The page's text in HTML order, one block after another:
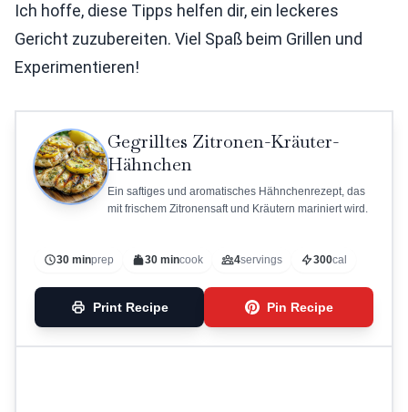
Ich hoffe, diese Tipps helfen dir, ein leckeres
Gericht zuzubereiten. Viel Spaß beim Grillen und
Experimentieren!
Gegrilltes Zitronen-Kräuter-
Hähnchen
Ein saftiges und aromatisches Hähnchenrezept, das
mit frischem Zitronensaft und Kräutern mariniert wird.
30 minprep 30 mincook 4servings 300cal
Print Recipe Pin Recipe